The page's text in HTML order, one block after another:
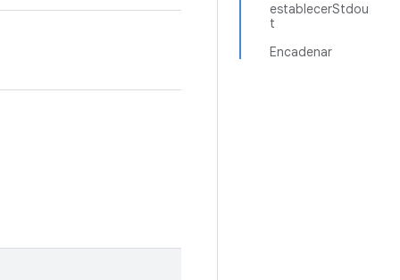
establecerStdou
t
Encadenar